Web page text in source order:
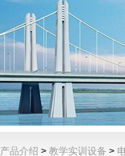
产品介绍 > 教学实训设备 >